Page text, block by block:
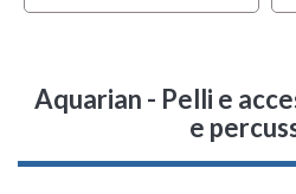
Aquarian - Pelli e
e